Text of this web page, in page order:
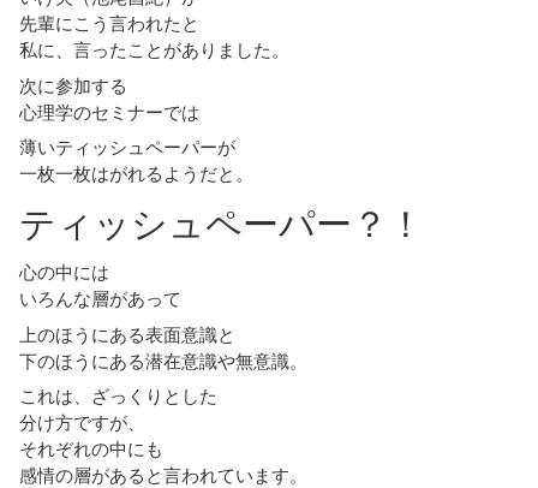
先輩にこう言われたと
私に、言ったことがありました。
次に参加する
心理学のセミナーでは
薄いティッシュペーパーが
一枚一枚はがれるようだと。
ティッシュペーパー？！
心の中には
いろんな層があって
上のほうにある表面意識と
下のほうにある潜在意識や無意識。
これは、ざっくりとした
分け方ですが、
それぞれの中にも
感情の層があると言われています。